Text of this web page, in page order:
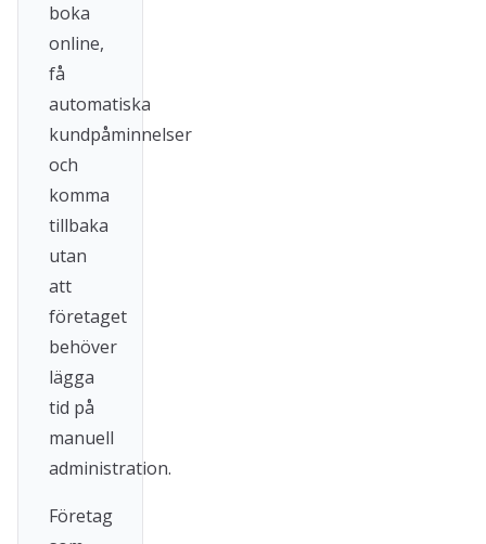
boka
online,
få
automatiska
kundpåminnelser
och
komma
tillbaka
utan
att
företaget
behöver
lägga
tid på
manuell
administration.
Företag